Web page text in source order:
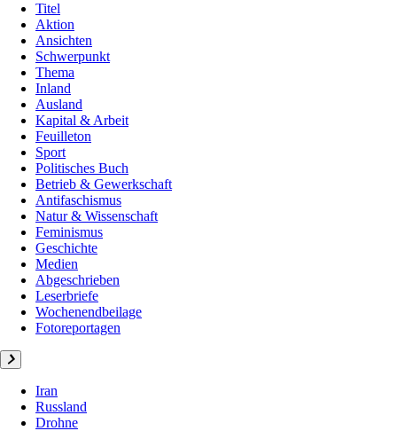
Titel
Aktion
Ansichten
Schwerpunkt
Thema
Inland
Ausland
Kapital & Arbeit
Feuilleton
Sport
Politisches Buch
Betrieb & Gewerkschaft
Antifaschismus
Natur & Wissenschaft
Feminismus
Geschichte
Medien
Abgeschrieben
Leserbriefe
Wochenendbeilage
Fotoreportagen
Iran
Russland
Drohne